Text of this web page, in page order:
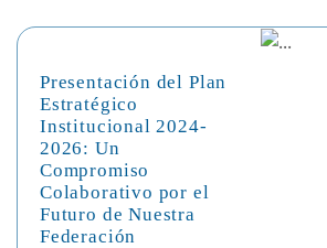
Presentación del Plan
Estratégico
Institucional 2024-
2026: Un
Compromiso
Colaborativo por el
Futuro de Nuestra
Federación